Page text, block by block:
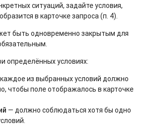
ситуаций, задайте условия,
в карточке запроса (п. 4).
быть одновременно закрытым для
определённых условиях:
из выбранных условий должно
чтобы поле отображалось в карточке
— должно соблюдаться хотя бы одно